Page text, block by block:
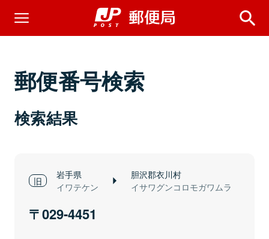
郵便番号検索
検索結果
岩手県
イワテケン
胆沢郡衣川村
イサワグンコロモガワムラ
029-4451